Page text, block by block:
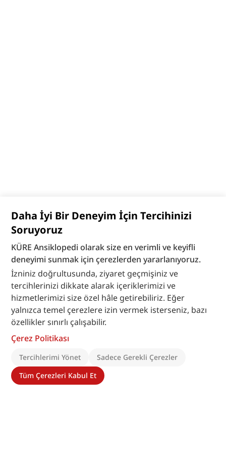
Daha İyi Bir Deneyim İçin Tercihinizi
Soruyoruz
KÜRE Ansiklopedi olarak size en verimli ve keyifli
deneyimi sunmak için çerezlerden yararlanıyoruz.
İzniniz doğrultusunda, ziyaret geçmişiniz ve
tercihlerinizi dikkate alarak içeriklerimizi ve
hizmetlerimizi size özel hâle getirebiliriz. Eğer
yalnızca temel çerezlere izin vermek isterseniz, bazı
özellikler sınırlı çalışabilir.
Çerez Politikası
Tercihlerimi Yönet
Sadece Gerekli Çerezler
Tüm Çerezleri Kabul Et